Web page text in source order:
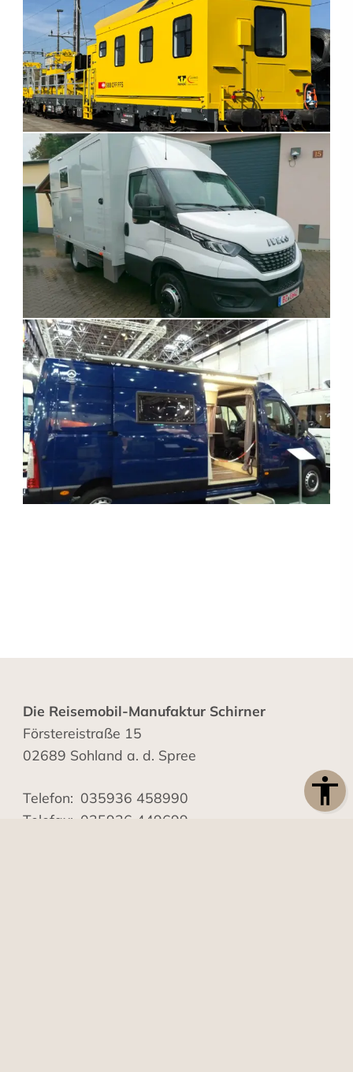
Die Reisemobil-Manufaktur Schirner
Förstereistraße 15
02689 Sohland a. d. Spree
Telefon: 035936 458990
Telefax: 035936 449699